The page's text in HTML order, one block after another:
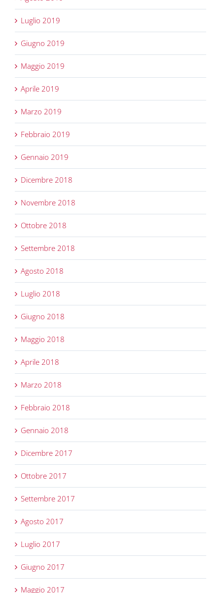
Luglio 2019
Giugno 2019
Maggio 2019
Aprile 2019
Marzo 2019
Febbraio 2019
Gennaio 2019
Dicembre 2018
Novembre 2018
Ottobre 2018
Settembre 2018
Agosto 2018
Luglio 2018
Giugno 2018
Maggio 2018
Aprile 2018
Marzo 2018
Febbraio 2018
Gennaio 2018
Dicembre 2017
Ottobre 2017
Settembre 2017
Agosto 2017
Luglio 2017
Giugno 2017
Maggio 2017